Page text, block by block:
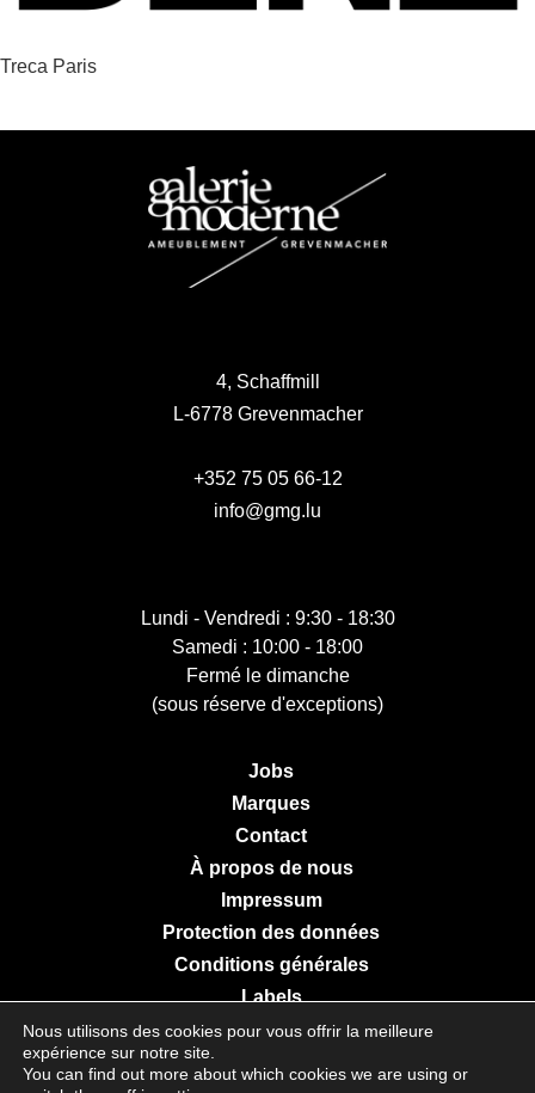
Navigation
Treca Paris
4, Schaffmill
L-6778 Grevenmacher
+352 75 05 66-12
info@gmg.lu
Lundi - Vendredi : 9:30 - 18:30
Samedi : 10:00 - 18:00
Fermé le dimanche
(sous réserve d'exceptions)
Jobs
Marques
Contact
À propos de nous
Impressum
Protection des données
Conditions générales
Labels
© 2026 Galerie Moderne Grevenmacher. All Rights Reserved.
Nous utilisons des cookies pour vous offrir la meilleure
expérience sur notre site.
You can find out more about which cookies we are using or